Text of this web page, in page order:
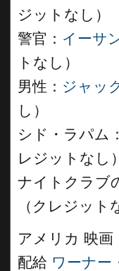
ジットなし）
警官： イーサ
トなし）
男性： ジャッ
し）
シド・ラパム：
レジットなし）
ナイトクラブ
（クレジット
アメリカ 映画
配給 ワーナー